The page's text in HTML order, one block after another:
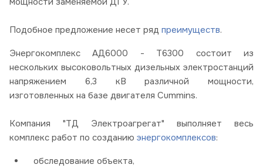
Подобное предложение несет ряд преимуществ.
Энергокомплекс АД6000 - Т6300 состоит из
нескольких высоковольтных дизельных электростанций
напряжением 6,3 кВ различной мощности,
изготовленных на базе двигателя Cummins.
Компания "ТД Электроагрегат" выполняет весь
комплекс работ по созданию энергокомплексов:
обследование объекта,